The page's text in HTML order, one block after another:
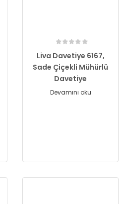
Liva Davetiye 6167,
Sade Çiçekli Mühürlü
Davetiye
Devamını oku